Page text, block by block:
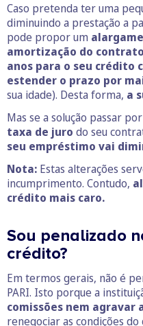
Caso pretenda ter uma
diminuindo a prestação a
pode propor um
amortização do contrato
anos para o seu crédito
estender o prazo por
sua idade). Desta forma, a
Mas se a solução passar
taxa de juro do seu
seu empréstimo vai
Nota: Estas alterações
incumprimento. Contudo,
crédito mais caro.
Sou penalizado
crédito?
Em termos gerais, não é
PARI. Isto porque a
comissões nem agravar
renegociar as condições